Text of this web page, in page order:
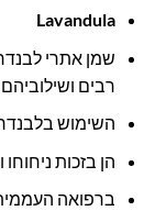
Lavandula
שמן אתרי
רבים ושילוביהם
השימוש
הן בזכות
ברפואה